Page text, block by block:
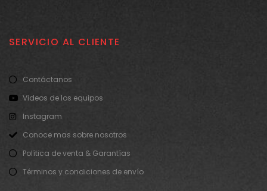
SERVICIO AL CLIENTE
Contáctanos
Videos de los equipos
Instagram
Conoce mas sobre nosotros
Política de venta & Garantías
Términos y condiciones de envío